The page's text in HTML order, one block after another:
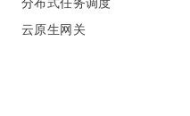
云原生网关